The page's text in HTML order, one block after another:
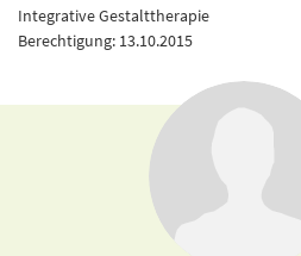
Integrative Gestalttherapie
Berechtigung: 13.10.2015